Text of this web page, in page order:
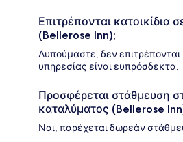
Επιτρέπονται κατοικίδια
(Bellerose Inn);
Λυπούμαστε, δεν
υπηρεσίας είναι ευπρόσδεκτα.
Προσφέρεται στάθμευση
καταλύματος (Bellerose
Ναι, παρέχεται δωρεάν